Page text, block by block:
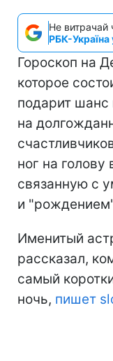
Не витрачай
РБК-Україна
Гороскоп на
которое
подарит шанс
на
ног на голову
связанную с
и
Именитый
рассказал,
самый
ночь, пишет